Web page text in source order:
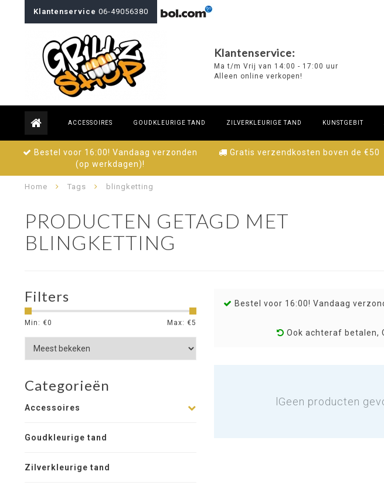
Klantenservice 06-49056380
Klantenservice:
Ma t/m Vrij van 14:00 - 17:00 uur
Alleen online verkopen!
ACCESSOIRES GOUDKLEURIGE TAND ZILVERKLEURIGE TAND KUNSTGEBIT
Bestel voor 16:00! Vandaag verzonden
(op werkdagen)!
Gratis verzendkosten boven de €50
Home Tags blingketting
PRODUCTEN GETAGD MET
BLINGKETTING
Filters
Min: €0 Max: €5
Categorieën
Accessoires
Goudkleurige tand
Zilverkleurige tand
Bestel voor 16:00! Vandaag
Ook achteraf betalen,
lGeen producten